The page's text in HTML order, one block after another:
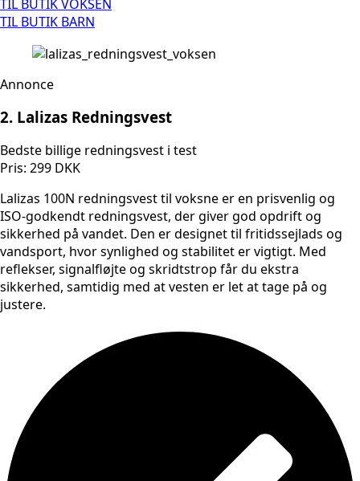
TIL BUTIK VOKSEN
TIL BUTIK BARN
Annonce
2. Lalizas Redningsvest
Bedste billige redningsvest i test
Pris: 299 DKK
Lalizas 100N redningsvest til voksne er en prisvenlig og
ISO-godkendt redningsvest, der giver god opdrift og
sikkerhed på vandet. Den er designet til fritidssejlads og
vandsport, hvor synlighed og stabilitet er vigtigt. Med
reflekser, signalfløjte og skridtstrop får du ekstra
sikkerhed, samtidig med at vesten er let at tage på og
justere.